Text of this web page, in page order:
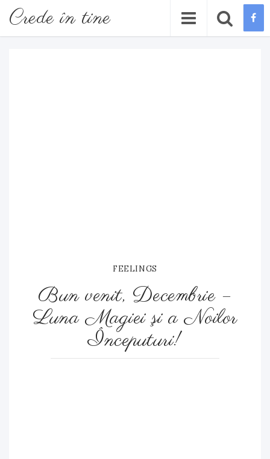
Crede în tine
FEELINGS
Bun venit, Decembrie –
Luna Magiei şi a Noilor
Începuturi!